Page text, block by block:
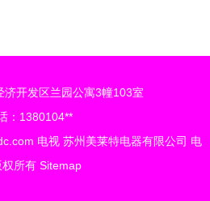
济开发区兰园公寓3幢103室
：1380104**
电视 苏州美莱特电器有限公司 电
权所有 Sitemap